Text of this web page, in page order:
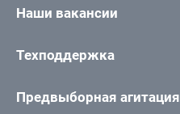
Наши вакансии
Техподдержка
Предвыборная агитация